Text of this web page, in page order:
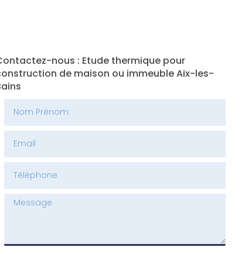
nous : Etude thermique pour
de maison ou immeuble Aix-les-
Message